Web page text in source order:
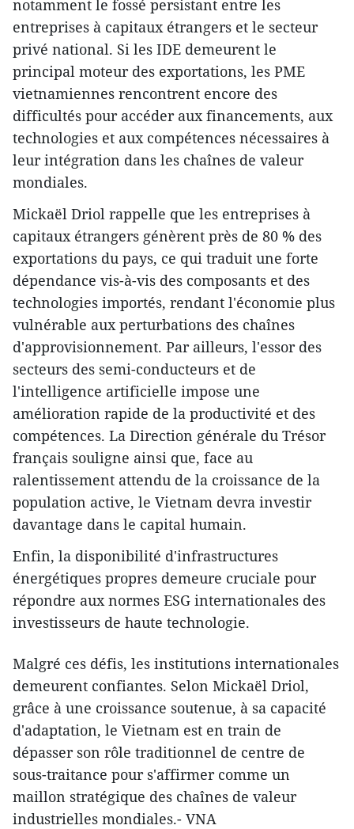
notamment le fossé persistant entre les
entreprises à capitaux étrangers et le secteur
privé national. Si les IDE demeurent le
principal moteur des exportations, les PME
vietnamiennes rencontrent encore des
difficultés pour accéder aux financements, aux
technologies et aux compétences nécessaires à
leur intégration dans les chaînes de valeur
mondiales.
Mickaël Driol rappelle que les entreprises à
capitaux étrangers génèrent près de 80 % des
exportations du pays, ce qui traduit une forte
dépendance vis-à-vis des composants et des
technologies importés, rendant l'économie plus
vulnérable aux perturbations des chaînes
d'approvisionnement. Par ailleurs, l'essor des
secteurs des semi-conducteurs et de
l'intelligence artificielle impose une
amélioration rapide de la productivité et des
compétences. La Direction générale du Trésor
français souligne ainsi que, face au
ralentissement attendu de la croissance de la
population active, le Vietnam devra investir
davantage dans le capital humain.
Enfin, la disponibilité d'infrastructures
énergétiques propres demeure cruciale pour
répondre aux normes ESG internationales des
investisseurs de haute technologie.
Malgré ces défis, les institutions internationales
demeurent confiantes. Selon Mickaël Driol,
grâce à une croissance soutenue, à sa capacité
d'adaptation, le Vietnam est en train de
dépasser son rôle traditionnel de centre de
sous-traitance pour s'affirmer comme un
maillon stratégique des chaînes de valeur
industrielles mondiales.- VNA